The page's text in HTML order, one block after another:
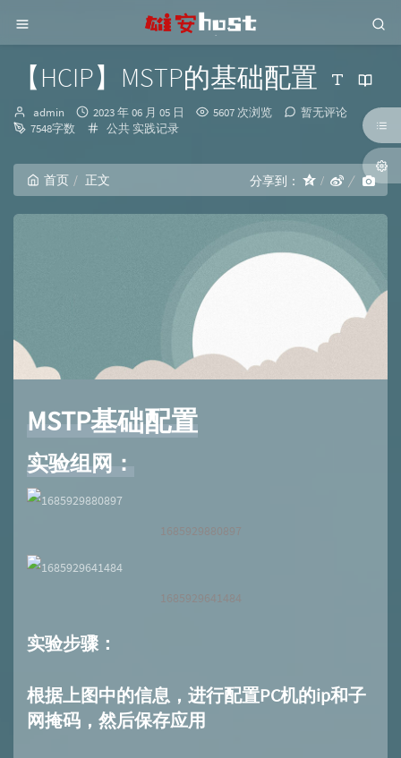
【HCIP】MSTP的基础配置
博
主：
admin
发
布
2023 年 06 月 05 日 5607 次浏览
暂无评论
7548字数
分
公共实践记录
首页 正文 分享到：
MSTP基础配置
实验组网：
1685929880897
1685929641484
实验步骤：
根据上图中的信息，进行配置PC机的ip和子
网掩码，然后保存应用